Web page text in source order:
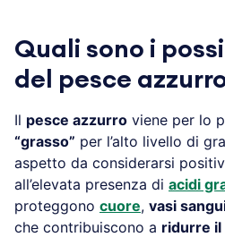
Quali sono i
del pesce
Il pesce azzurro viene per lo
“grasso” per l’alto livello di
aspetto da considerarsi
all’elevata presenza di acidi
proteggono cuore, vasi
che contribuiscono a ridurre il